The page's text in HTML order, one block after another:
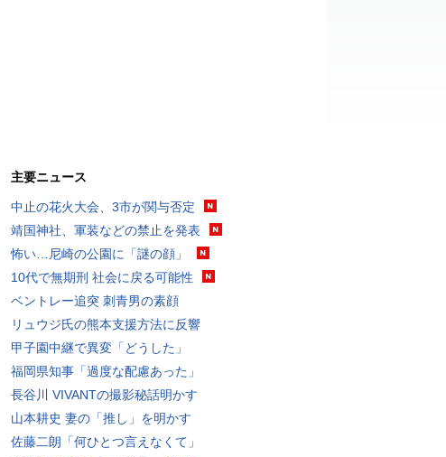
主要ニュース
中止の花火大会、3市が関与否定
靖国神社、軍装などの禁止を発表
怖い…尼崎の公園に「謎の顔」
10代で無期刑 社会に戻る可能性
ベントレー追突 刺青男の素顔
リュウジ氏の熊本支援方法に反響
甲子園中継で異変「どうした」
福岡県知事「過度な配慮あった」
長谷川 VIVANTの撮影秘話明かす
山本耕史 妻の「推し」を明かす
佐藤二朗「何ひとつ言えなくて」